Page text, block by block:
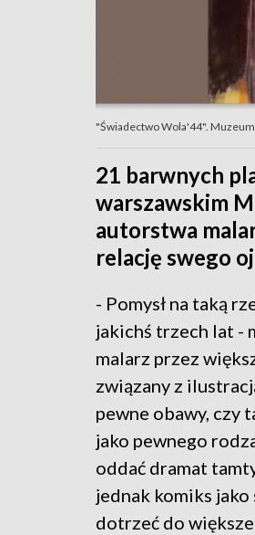
"Świadectwo Wola'44".
21 barwnych
warszawskim
autorstwa
relację swego
- Pomysł na taką
jakichś trzech lat -
malarz przez
związany z
pewne obawy, czy
jako pewnego
oddać dramat
jednak komiks jako
dotrzeć do